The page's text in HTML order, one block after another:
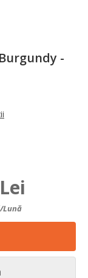
-
lună